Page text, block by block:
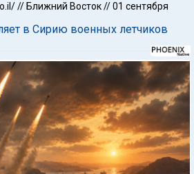
// Ближний Восток//01 сентября
в Сирию военных летчиков